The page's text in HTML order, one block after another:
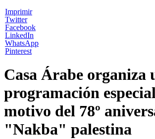
Imprimir
Twitter
Facebook
LinkedIn
WhatsApp
Pinterest
Casa Árabe organiza
programación
motivo del 78º
"Nakba" palestina